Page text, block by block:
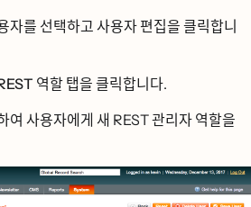
선택하고 사용자 편집을 클릭합니
역할 탭을 클릭합니다.
사용자에게 새 REST 관리자 역할을